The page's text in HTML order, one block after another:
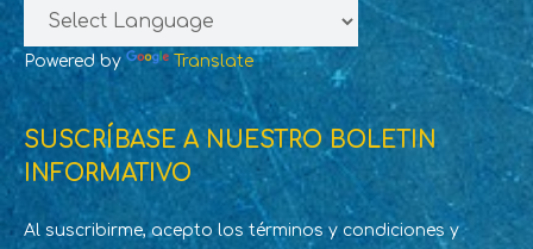
Powered by Translate
SUSCRÍBASE A NUESTRO BOLETIN
INFORMATIVO
Al suscribirme, acepto los términos y condiciones y